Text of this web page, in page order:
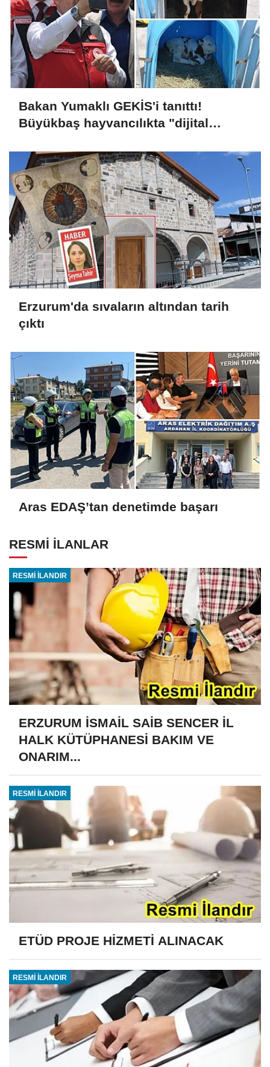
Bakan Yumaklı GEKİS'i tanıttı!
Büyükbaş hayvancılıkta "dijital
Erzurum'da sıvaların altından tarih
çıktı
Aras EDAŞ’tan denetimde başarı
RESMİ İLANLAR
RESMİ İLANDIR
ERZURUM İSMAİL SAİB SENCER İL
HALK KÜTÜPHANESİ BAKIM VE
ONARIM...
RESMİ İLANDIR
ETÜD PROJE HİZMETİ ALINACAK
RESMİ İLANDIR